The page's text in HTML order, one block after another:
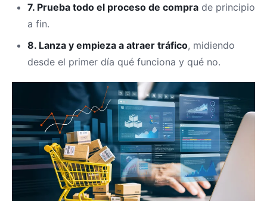
7. Prueba todo el proceso de compra de principio
a fin.
8. Lanza y empieza a atraer tráfico, midiendo
desde el primer día qué funciona y qué no.